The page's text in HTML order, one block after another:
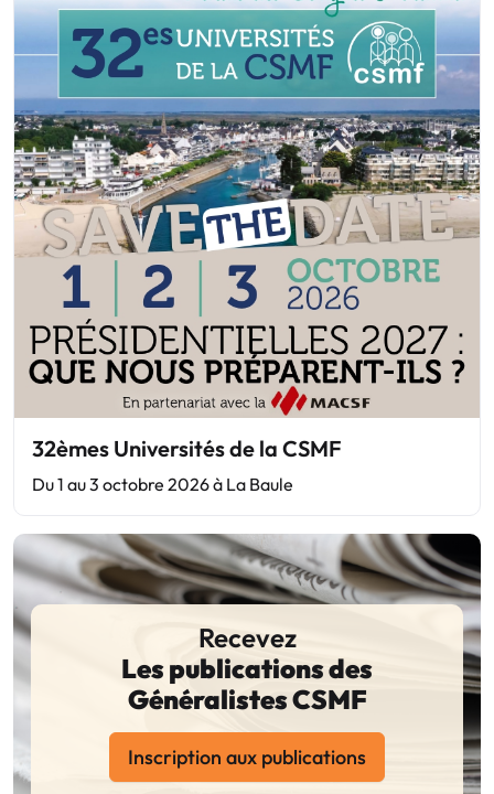
32èmes Universités de la CSMF
Du 1 au 3 octobre 2026 à La Baule
Recevez
Les publications des
Généralistes CSMF
Inscription aux publications